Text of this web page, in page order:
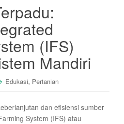
(IFS)
Mandiri
Edukasi, Pertanian
dan efisiensi sumber
System (IFS) atau